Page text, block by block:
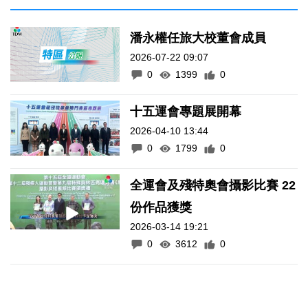
潘永權任旅大校董會成員
2026-07-22 09:07
0
1399 0
十五運會專題展開幕
2026-04-10 13:44
0
1799 0
全運會及殘特奧會攝影比賽 22
份作品獲獎
2026-03-14 19:21
0
3612 0